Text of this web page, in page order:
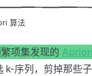
算法
项集发现的
k-序列，剪掉那些